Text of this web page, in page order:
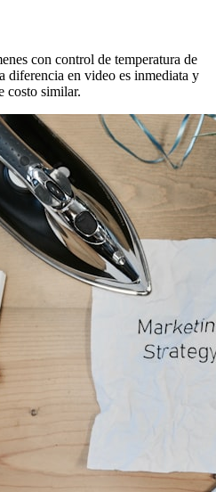
con control de temperatura de
en video es inmediata y
costo similar.